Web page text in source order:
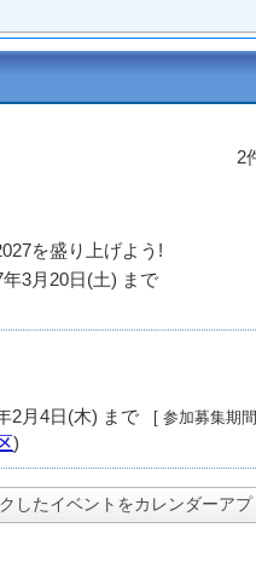
2
を盛り上げよう!
)